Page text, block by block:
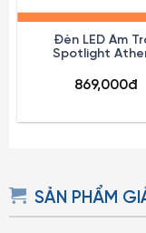
Đèn LED Âm
Spotlight
869,000đ
SẢN PHẨM